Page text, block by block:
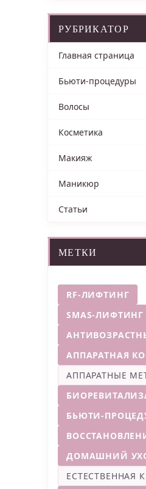
РУБРИКАТОР
Главная страница
Бьюти-процедуры
Волосы
Косметика
Макияж
Маникюр
Статьи
МЕТКИ
RF-ЛИФТИНГ
SMAS-ЛИФТИНГ
АППАРАТНАЯ
АППАРАТНЫЕ
БЬЮТИ-
ДОМАШНИЙ
ЕСТЕСТВЕННАЯ